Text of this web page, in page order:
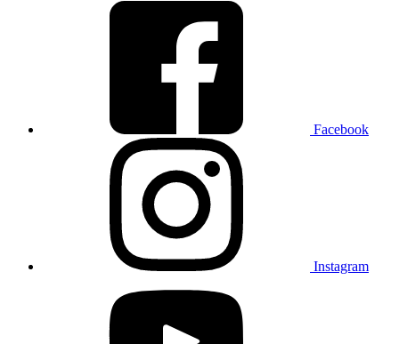
Facebook
Instagram